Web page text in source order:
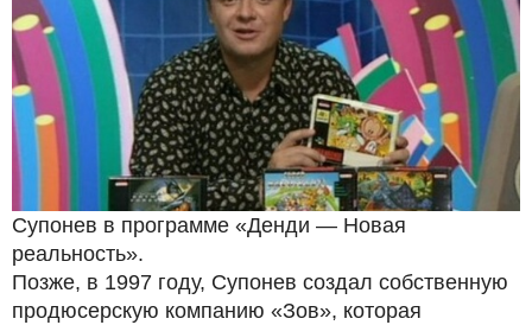
Супонев в программе «Денди — Новая
реальность».
Позже, в 1997 году, Супонев создал собственную
продюсерскую компанию «Зов», которая